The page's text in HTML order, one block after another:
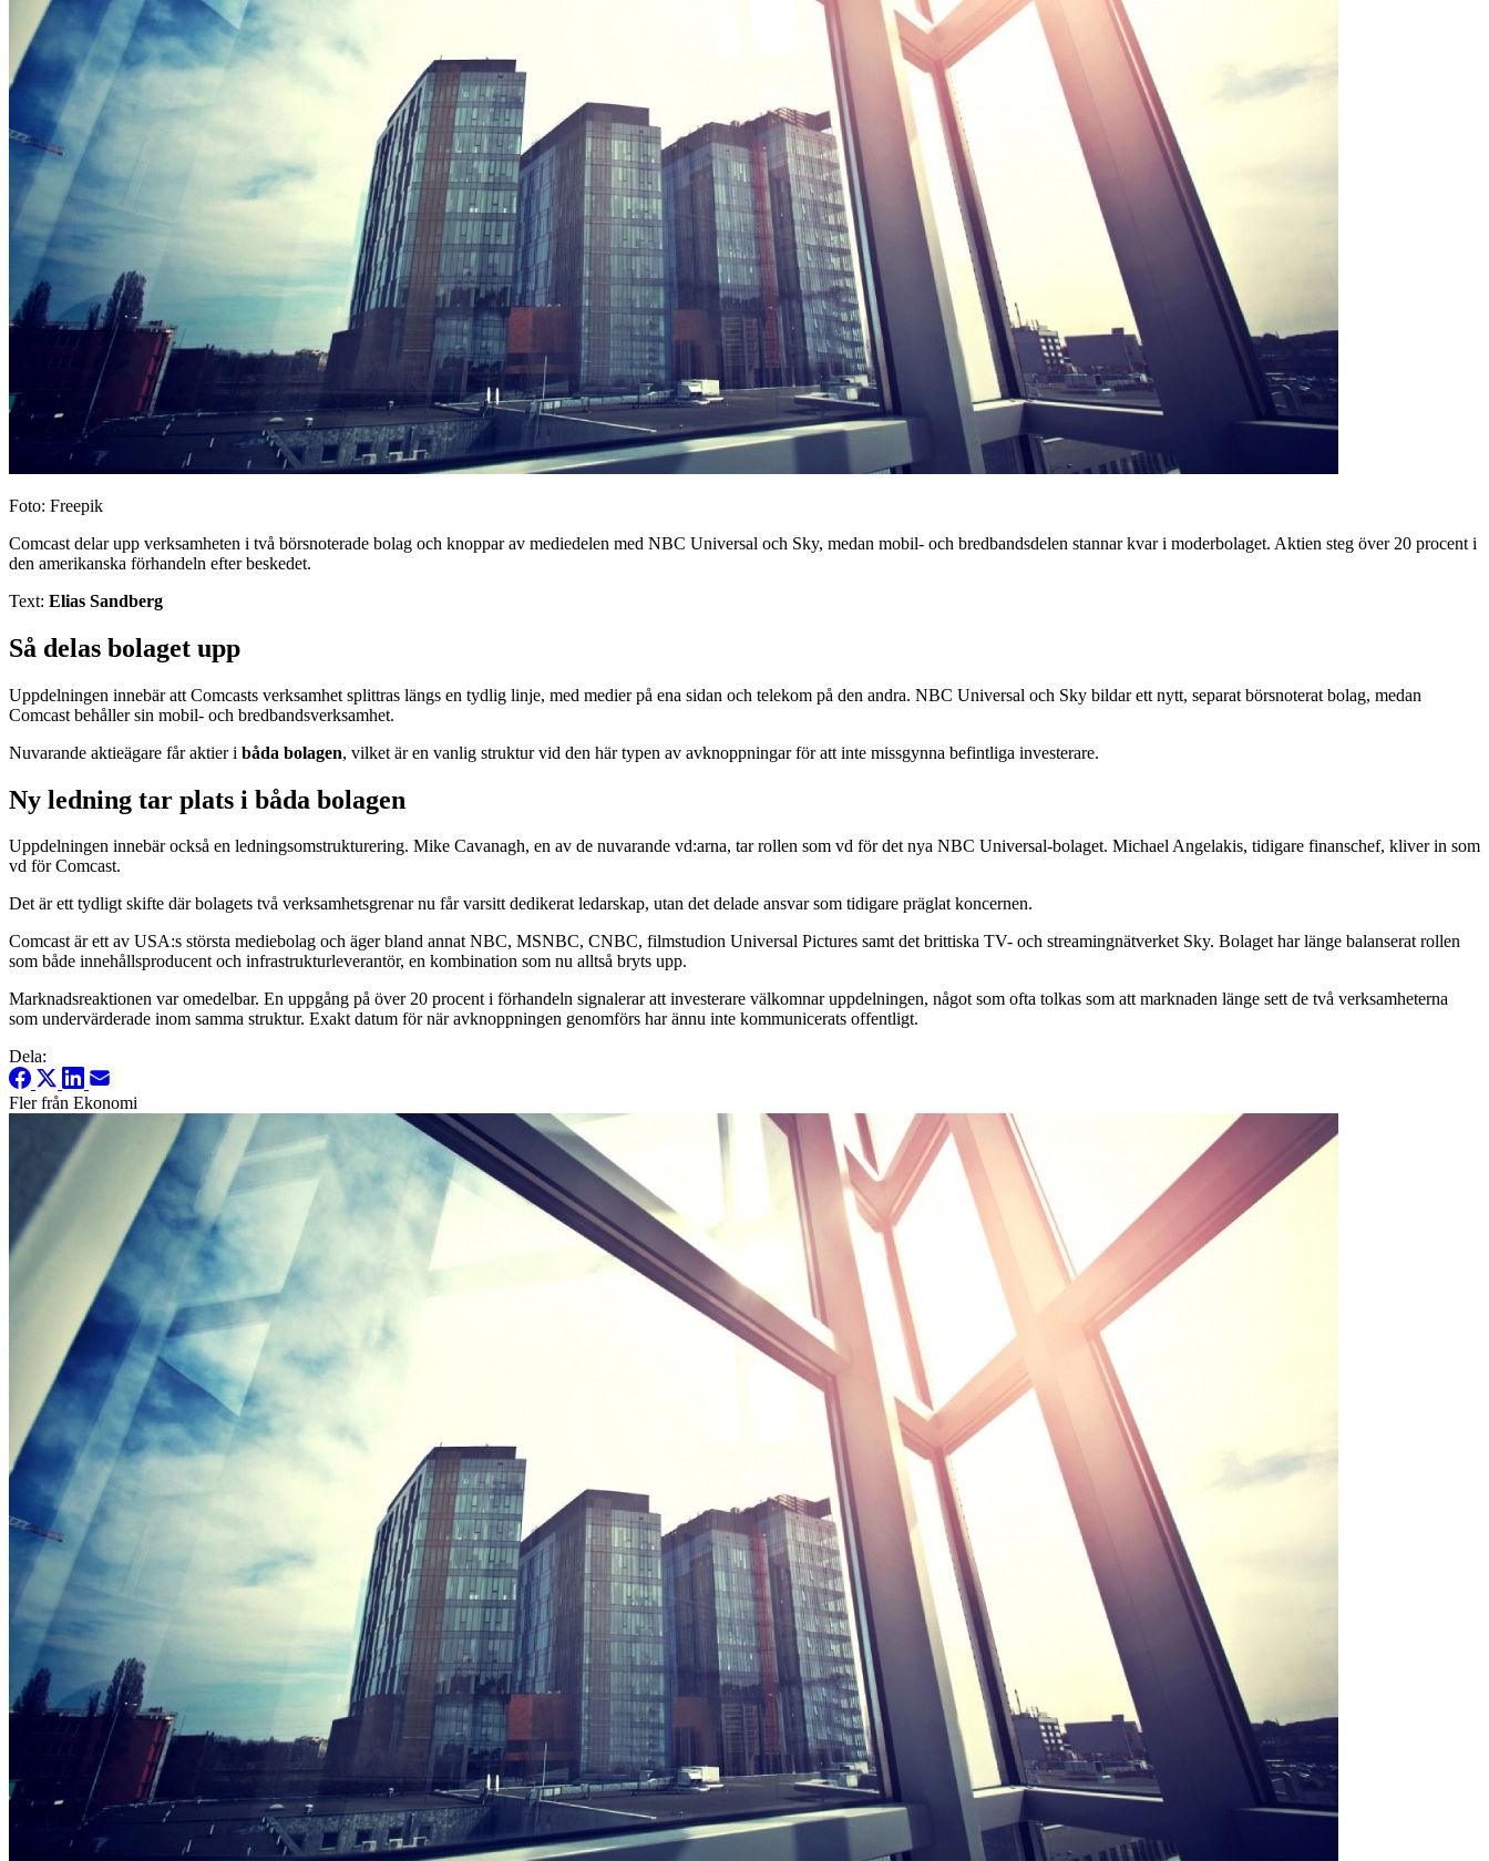
Foto: Freepik
Comcast delar upp verksamheten i två börsnoterade bolag och knoppar av mediedelen med NBC Universal och Sky, medan mobil- och bredbandsdelen stannar kvar i moderbolaget. Aktien steg över 20 procent i
den amerikanska förhandeln efter beskedet.
Text: Elias Sandberg
Så delas bolaget upp
Uppdelningen innebär att Comcasts verksamhet splittras längs en tydlig linje, med medier på ena sidan och telekom på den andra. NBC Universal och Sky bildar ett nytt, separat börsnoterat bolag, medan
Comcast behåller sin mobil- och bredbandsverksamhet.
Nuvarande aktieägare får aktier i båda bolagen, vilket är en vanlig struktur vid den här typen av avknoppningar för att inte missgynna befintliga investerare.
Ny ledning tar plats i båda bolagen
Uppdelningen innebär också en ledningsomstrukturering. Mike Cavanagh, en av de nuvarande vd:arna, tar rollen som vd för det nya NBC Universal-bolaget. Michael Angelakis, tidigare finanschef, kliver in som
vd för Comcast.
Det är ett tydligt skifte där bolagets två verksamhetsgrenar nu får varsitt dedikerat ledarskap, utan det delade ansvar som tidigare präglat koncernen.
Comcast är ett av USA:s största mediebolag och äger bland annat NBC, MSNBC, CNBC, filmstudion Universal Pictures samt det brittiska TV- och streamingnätverket Sky. Bolaget har länge balanserat rollen
som både innehållsproducent och infrastrukturleverantör, en kombination som nu alltså bryts upp.
Marknadsreaktionen var omedelbar. En uppgång på över 20 procent i förhandeln signalerar att investerare välkomnar uppdelningen, något som ofta tolkas som att marknaden länge sett de två verksamheterna
som undervärderade inom samma struktur. Exakt datum för när avknoppningen genomförs har ännu inte kommunicerats offentligt.
Dela:
Fler från Ekonomi